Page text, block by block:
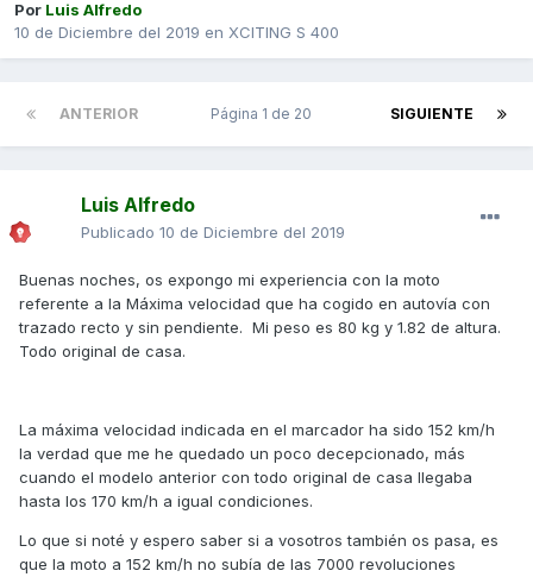
Por Luis Alfredo
10 de Diciembre del 2019 en XCITING S 400
ANTERIOR SIGUIENTE
Página 1 de 20
Luis Alfredo
Publicado 10 de Diciembre del 2019
Buenas noches, os expongo mi experiencia con la moto
referente a la Máxima velocidad que ha cogido en autovía con
trazado recto y sin pendiente. Mi peso es 80 kg y 1.82 de altura.
Todo original de casa.
La máxima velocidad indicada en el marcador ha sido 152 km/h
la verdad que me he quedado un poco decepcionado, más
cuando el modelo anterior con todo original de casa llegaba
hasta los 170 km/h a igual condiciones.
Lo que si noté y espero saber si a vosotros también os pasa, es
que la moto a 152 km/h no subía de las 7000 revoluciones